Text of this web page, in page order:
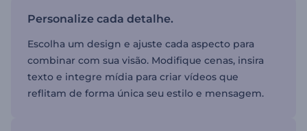
Personalize cada detalhe.
Escolha um design e ajuste cada aspecto para
combinar com sua visão. Modifique cenas, insira
texto e integre mídia para criar vídeos que
reflitam de forma única seu estilo e mensagem.